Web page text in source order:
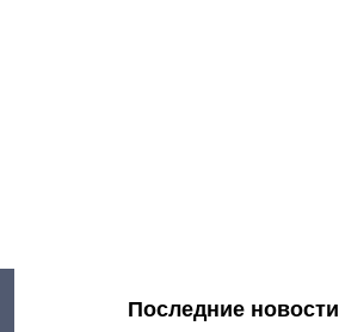
Последние новости